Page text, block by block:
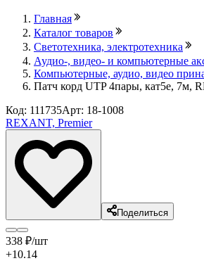
Главная
Каталог товаров
Светотехника, электротехника
Аудио-, видео- и компьютерные
Компьютерные, аудио, видео
Патч корд UTP 4пары, кат5е, 7м,
Код: 111735Арт: 18-1008
REXANT, Premier
Поделиться
338 ₽/шт
+10.14